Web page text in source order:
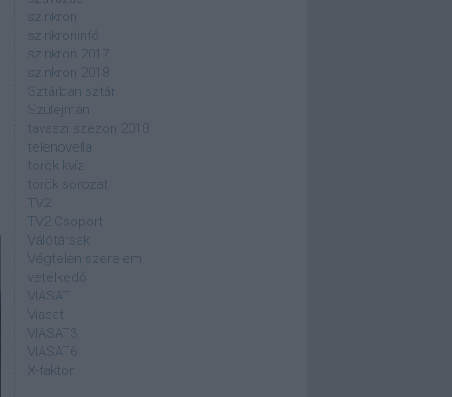
szinkron
szinkroninfó
szinkron 2017
szinkron 2018
Sztárban sztár
Szulejmán
tavaszi szezon 2018
telenovella
török kvíz
török sorozat
TV2
TV2 Csoport
Válótársak
Végtelen szerelem
vetélkedő
VIASAT
Viasat
VIASAT3
VIASAT6
X-faktor